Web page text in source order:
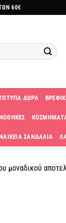
60€
ΔΩΡΑ
ΣΑΝΔΑΛΙΑ
μοναδικού